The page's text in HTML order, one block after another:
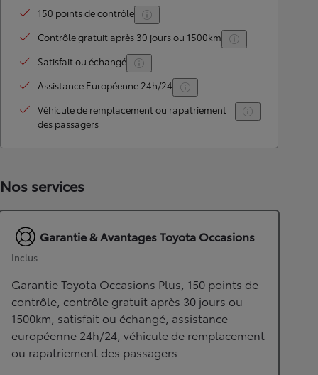
150 points de contrôle
Contrôle gratuit après 30 jours ou 1500km
Satisfait ou échangé
Assistance Européenne 24h/24
Véhicule de remplacement ou rapatriement
des passagers
Nos services
Garantie & Avantages Toyota Occasions
Inclus
Garantie Toyota Occasions Plus, 150 points de
contrôle, contrôle gratuit après 30 jours ou
1500km, satisfait ou échangé, assistance
européenne 24h/24, véhicule de remplacement
ou rapatriement des passagers